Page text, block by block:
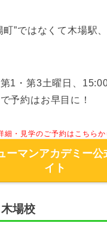
町”ではなくて木場駅
1・第3土曜日、
予約はお早目に！
細・見学のご予約はこちらか
ーマンアカデミー公
イト
場校